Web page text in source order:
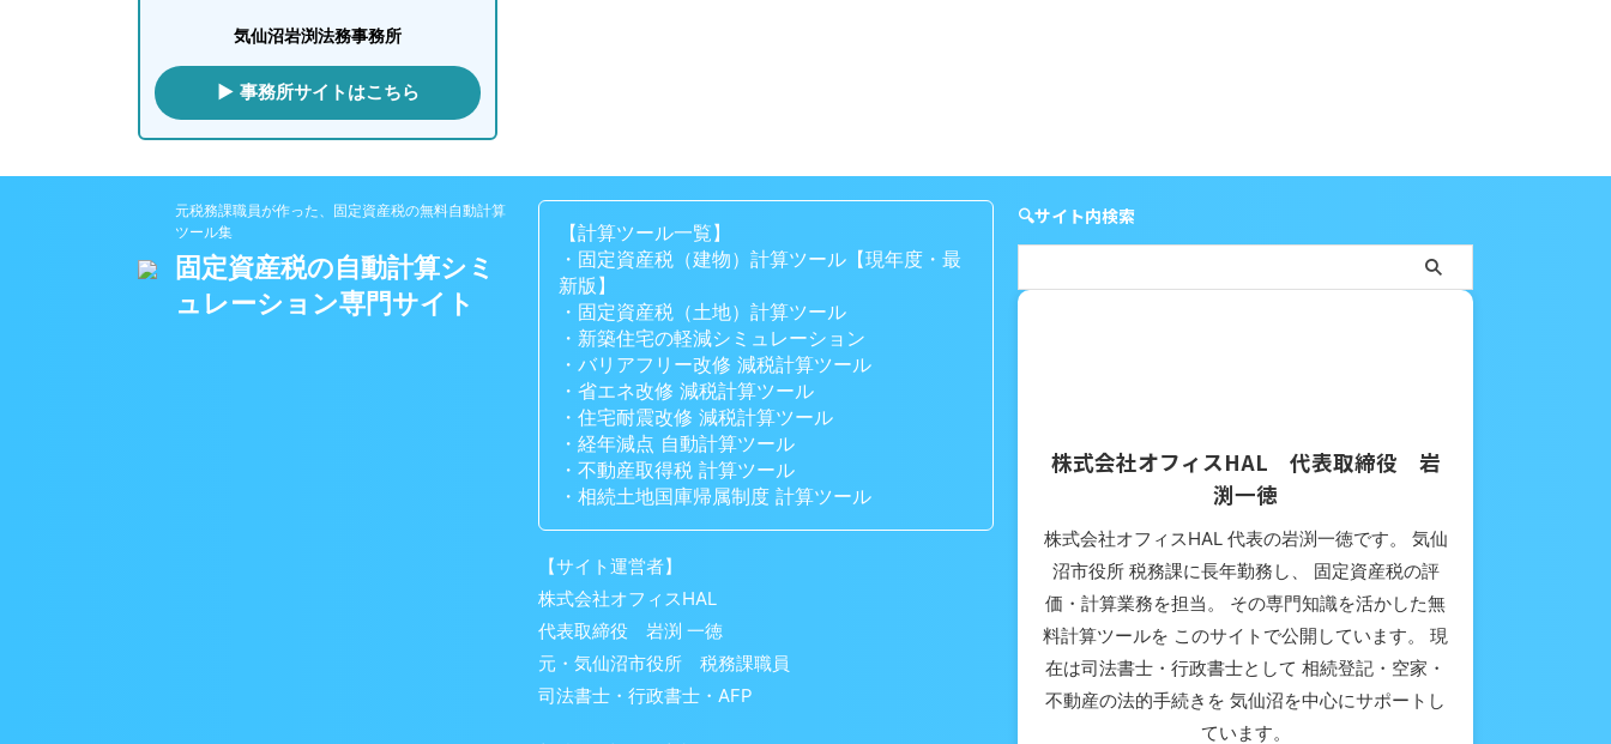
気仙沼岩渕法務事務所
▶ 事務所サイトはこちら
【計算ツール一覧】
・固定資産税（建物）計算ツール【現年度・最
新版】
・固定資産税（土地）計算ツール
・新築住宅の軽減シミュレーション
・バリアフリー改修 減税計算ツール
・省エネ改修 減税計算ツール
・住宅耐震改修 減税計算ツール
・経年減点 自動計算ツール
・不動産取得税 計算ツール
・相続土地国庫帰属制度 計算ツール
【サイト運営者】
株式会社オフィスHAL
代表取締役 岩渕 一徳
元・気仙沼市役所 税務課職員
司法書士・行政書士・AFP
🔍サイト内検索
株式会社オフィスHAL 代表取締役 岩
渕一徳
株式会社オフィスHAL 代表の岩渕一徳です。 気仙
沼市役所 税務課に長年勤務し、 固定資産税の評
価・計算業務を担当。 その専門知識を活かした無
料計算ツールを このサイトで公開しています。 現
在は司法書士・行政書士として 相続登記・空家・
不動産の法的手続きを 気仙沼を中心にサポートし
ています。
元税務課職員が作った、固定資産税の無料自動計算
ツール集
固定資産税の自動計算シミ
ュレーション専門サイト